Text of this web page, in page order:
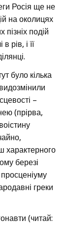
Росія ще не
на околицях
пізніх подій
рів, і її
було кілька
–
(прірва,
характерного
березі
греки
(читай: